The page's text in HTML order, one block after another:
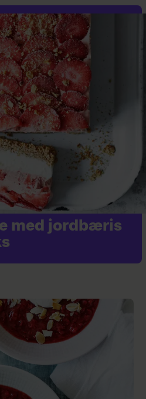
med jordbæris